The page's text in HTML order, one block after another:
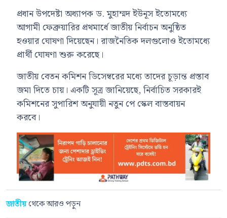
প্রধান উপদেষ্টা অধ্যাপক ড. মুহাম্মদ ইউনূস ইতোমধ্যে
আগামী ফেব্রুয়ারির প্রথমার্ধে জাতীয় নির্বাচন অনুষ্ঠিত
হওয়ার ঘোষণা দিয়েছেন। রাজনৈতিক দলগুলোও ইতোমধ্যে
প্রার্থী ঘোষণা শুরু করেছে।
জাতীয় বেতন কমিশন ডিসেম্বরের মধ্যে তাদের চূড়ান্ত প্রস্তাব
জমা দিতে চায়। একটি সূত্র জানিয়েছে, নির্বাচিত সরকারই
কমিশনের সুপারিশ অনুযায়ী নতুন পে স্কেল বাস্তবায়ন
করবে।
জাতীয়থেকে আরও পড়ুন